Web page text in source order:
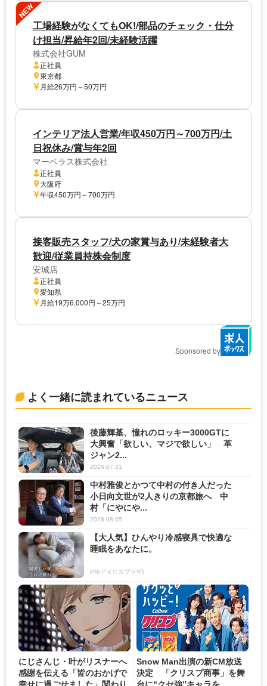
NEW
工場経験がなくてもOK!/部品のチェック・仕分
け担当/昇給年2回/未経験活躍
株式会社GUM
正社員
東京都
月給26万円～50万円
インテリア法人営業/年収450万円～700万円/土
日祝休み/賞与年2回
マーベラス株式会社
正社員
大阪府
年収450万円～700万円
接客販売スタッフ/犬の家賞与あり/未経験者大
歓迎/従業員持株会制度
安城店
正社員
愛知県
月給19万6,000円～25万円
Sponsored by
よく一緒に読まれているニュース
後藤輝基、憧れのロッキー3000GTに
大興奮「欲しい、マジで欲しい」 革
ジャン2...
2026.07.31
中村雅俊とかつて中村の付き人だった
小日向文世が2人きりの京都旅へ 中
村「にやにや...
2026.08.05
【大人気】ひんやり冷感寝具で快適な
睡眠をあなたに。
PR(アイリスプラザ)
にじさんじ・叶がリスナーへ
感謝を伝える「皆のおかげで
Snow Man出演の新CM放送
決定 「クリスプ商事」を舞